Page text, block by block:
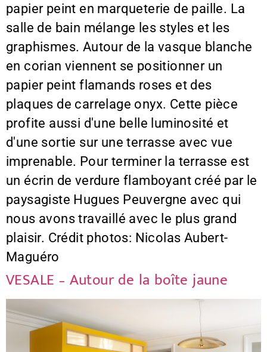
papier peint en marqueterie de paille. La
salle de bain mélange les styles et les
graphismes. Autour de la vasque blanche
en corian viennent se positionner un
papier peint flamands roses et des
plaques de carrelage onyx. Cette pièce
profite aussi d'une belle luminosité et
d'une sortie sur une terrasse avec vue
imprenable. Pour terminer la terrasse est
un écrin de verdure flamboyant créé par le
paysagiste Hugues Peuvergne avec qui
nous avons travaillé avec le plus grand
plaisir. Crédit photos: Nicolas Aubert-
Maguéro
VESALE – Autour de la boîte jaune